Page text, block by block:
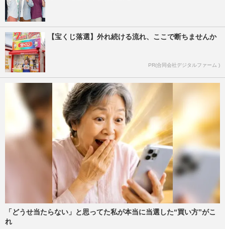
【宝くじ落選】外れ続ける流れ、ここで断ちませんか
PR(合同会社デジタルファーム )
「どうせ当たらない」と思ってた私が本当に当選した“買い方”がこ
れ